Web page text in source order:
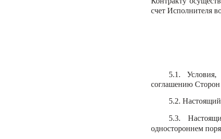
счет Исполнителя
5.1.
соглашению Сторон
5.2.
5.3.
одностороннем